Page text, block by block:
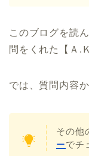
このブログを読
問をくれた【Ａ.
では、質問内容
その他
ーでチ